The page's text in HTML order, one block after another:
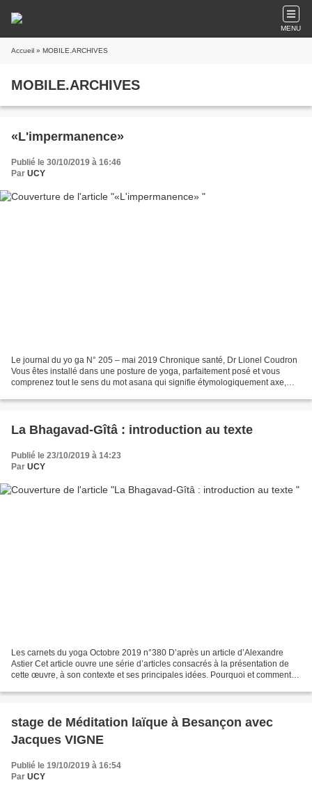
MENU
Accueil » MOBILE.ARCHIVES
MOBILE.ARCHIVES
«L'impermanence»
Publié le 30/10/2019 à 16:46
Par UCY
Le journal du yo ga N° 205 – mai 2019 Chronique santé, Dr Lionel Coudron
Vous êtes installé dans une posture de yoga, parfaitement posé et vous
comprenez tout le sens du mot asana qui signifie étymologiquement axe,
La Bhagavad-Gîtâ : introduction au texte
Publié le 23/10/2019 à 14:23
Par UCY
Les carnets du yoga Octobre 2019 n°380 D’après un article d’Alexandre
Astier Cet article ouvre une série d’articles consacrés à la présentation de
cette œuvre, à son contexte et ses principales idées. Pourquoi et comment
stage de Méditation laïque à Besançon avec
Jacques VIGNE
Publié le 19/10/2019 à 16:54
Par UCY